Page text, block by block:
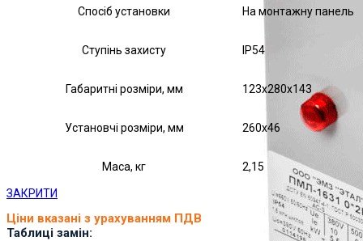
Спосіб установки На монтажну панель
Ступінь захисту IP54
Габаритні розміри, мм 123х280х143
Установчі розміри, мм 260х46
Маса, кг 2,15
ЗАКРИТИ
Ціни вказані з урахуванням ПДВ
Таблиці замін: